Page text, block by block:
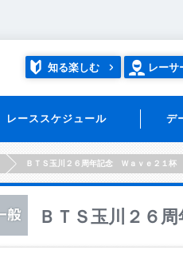
知る楽しむ レーサ
レーススケジュール デ
ＢＴＳ玉川２６周年記念 Ｗａｖｅ２１杯
ＢＴＳ玉川２６